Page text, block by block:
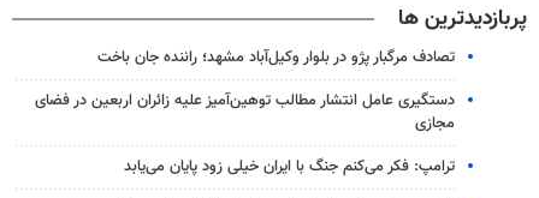
پربازدیدترین ها
تصادف مرگبار پژو در بلوار وکیل‌آباد مشهد؛ راننده جان باخت
دستگیری عامل انتشار مطالب توهین‌آمیز علیه زائران اربعین در فضای
مجازی
ترامپ: فکر می‌کنم جنگ با ایران خیلی زود پایان می‌یابد